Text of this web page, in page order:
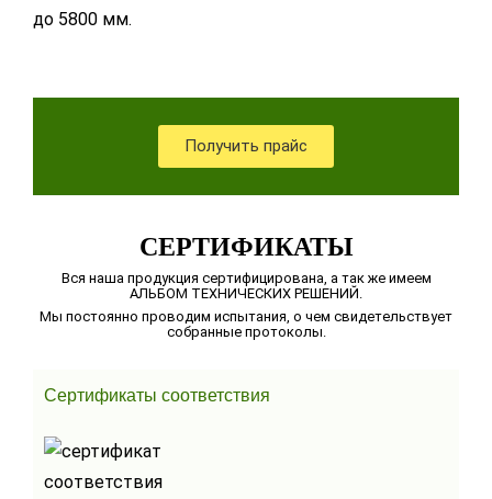
до 5800 мм.
Получить прайс
СЕРТИФИКАТЫ
Вся наша продукция сертифицирована, а так же имеем
АЛЬБОМ ТЕХНИЧЕСКИХ РЕШЕНИЙ.
Мы постоянно проводим испытания, о чем свидетельствует
собранные протоколы.
Сертификаты соответствия